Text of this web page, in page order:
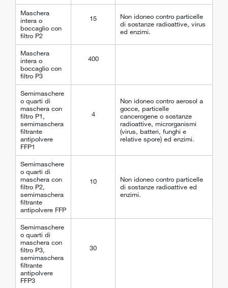
Maschera
intera o
boccaglio con
filtro P2
15
Non idoneo contro particelle
di sostanze radioattive, virus
ed enzimi.
Maschera
intera o
boccaglio con
filtro P3
400
Semimaschere
o quarti di
maschera con
filtro P1,
semimaschera
filtrante
antipolvere
FFP1
4
Non idoneo contro aerosol a
gocce, particelle
cancerogene o sostanze
radioattive, microrganismi
(virus, batteri, funghi e
relative spore) ed enzimi.
Semimaschere
o quarti di
maschera con
filtro P2,
semimaschera
filtrante
antipolvere FFP
10
Non idoneo contro particelle
di sostanze radioattive ed
enzimi.
Semimaschere
o quarti di
maschera con
filtro P3,
semimaschera
filtrante
antipolvere
FFP3
30